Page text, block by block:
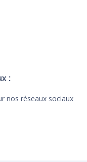
:
nos réseaux sociaux